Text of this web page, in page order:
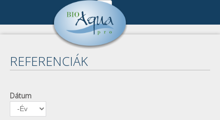
Cégünk
Referenciák
Összes referencia
Publikációk
REFERENCIÁK
Dátum
Dátum
DSC_6267_2 JAV.jpg